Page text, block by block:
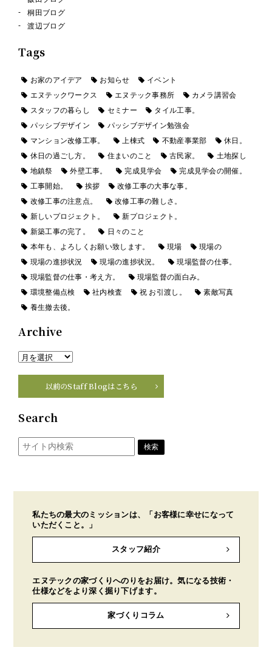
桐田ブログ
渡辺ブログ
Tags
お家のアイデア お知らせ
イベント
エヌテックワークス
エヌテック事務所
カメラ講習会
スタッフの暮らし
セミナー
タイル工事。
パッシブデザイン
パッシブデザイン勉強会
マンション改修工事。
上棟式 不動産事業部
休日。
休日の過ごし方。
住まいのこと 古民家。
土地探し
地鎮祭
外壁工事。 完成見学会
完成見学会の開催。
工事開始。
挨拶
改修工事の大事な事。
改修工事の注意点。
改修工事の難しさ。
新しいプロジェクト。
新プロジェクト。
新築工事の完了。
日々のこと
本年も、よろしくお願い致します。
現場
現場の
現場の進捗状況
現場の進捗状況。
現場監督の仕事。
現場監督の仕事・考え方。
現場監督の面白み。
環境整備点検
社内検査 祝 お引渡し。
素敵写真
養生撤去後。
Archive
以前のStaff Blogはこちら
Search
私たちの最大のミッションは、「お客様に幸せになって
いただくこと。」
スタッフ紹介
エヌテックの家づくりへのりをお届け。気になる技術・
仕様などをより深く掘り下げます。
家づくりコラム